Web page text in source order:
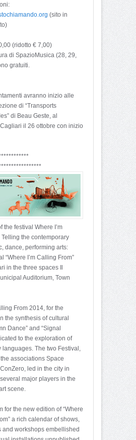
(sito in
(ridotto € 7,00)
di SpazioMusica (28, 29,
gratuiti.
avranno inizio alle
di “Transports
di Beau Geste, al
il 26 ottobre con inizio
*****
the festival Where I’m
the contemporary
dance, performing arts:
“Where I’m Calling From”
in the three spaces Il
Auditorium, Town
From 2014, for the
the synthesis of cultural
Dance” and “Signal
to the exploration of
languages​​. The two Festival,
associations Space
led in the city in
major players in the
scene.
for the new edition of “Where
a rich calendar of shows,
and workshops embellished